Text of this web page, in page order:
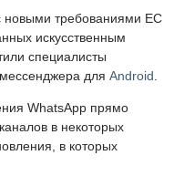
новыми требованиями ЕС
искусственным
специалисты
для Android
WhatsApp прямо
в некоторых
в которых